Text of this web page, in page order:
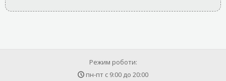
Режим роботи:
пн-пт с 9:00 до 20:00